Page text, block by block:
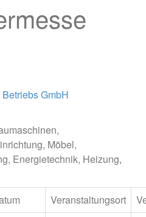
GmbH
Möbel,
Energietechnik, Heizung,
Veranstaltungsort